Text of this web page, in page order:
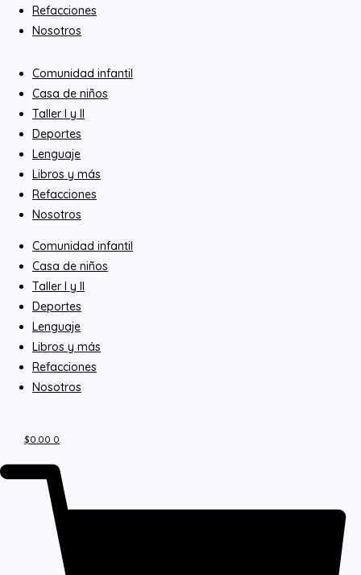
Refacciones
Nosotros
Comunidad infantil
Casa de niños
Taller I y II
Deportes
Lenguaje
Libros y más
Refacciones
Nosotros
Comunidad infantil
Casa de niños
Taller I y II
Deportes
Lenguaje
Libros y más
Refacciones
Nosotros
$0.00 0